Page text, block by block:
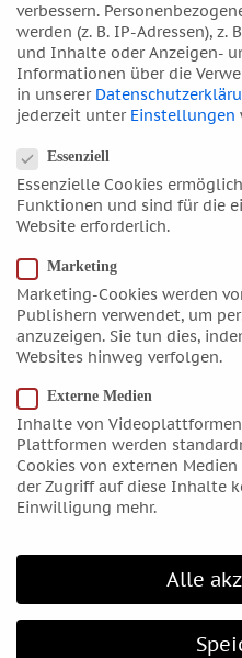
April 2019
März 2019
Februar 2019
Januar 2019
Dezember 2018
November 2018
Oktober 2018
August 2018
Juli 2018
Juni 2018
April 2018
März 2018
Februar 2018
Januar 2018
September 2017
verbessern.
werden (z. B. IP-Adressen), z.
und Inhalte oder Anzeigen-
Informationen über die
in unserer
jederzeit unter Einstellungen
Essenziell
Essenzielle Cookies
Funktionen und sind für die
Website erforderlich.
Marketing
Marketing-Cookies werden
Publishern verwendet, um
anzuzeigen. Sie tun dies,
Websites hinweg verfolgen.
Externe Medien
Inhalte von
Plattformen werden
Cookies von externen
der Zugriff auf diese Inhalte
Einwilligung mehr.
Alle